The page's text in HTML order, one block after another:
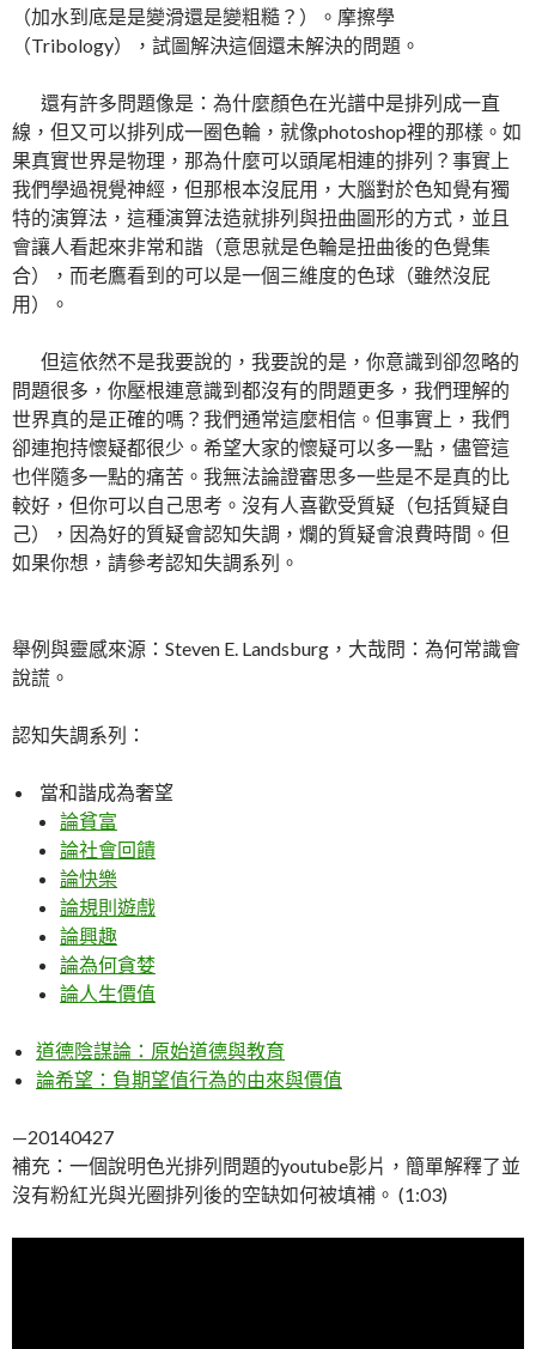
（加水到底是是變滑還是變粗糙？）。摩擦學
（Tribology），試圖解決這個還未解決的問題。
還有許多問題像是：為什麼顏色在光譜中是排列成一直
線，但又可以排列成一圈色輪，就像photoshop裡的那樣。如
果真實世界是物理，那為什麼可以頭尾相連的排列？事實上
我們學過視覺神經，但那根本沒屁用，大腦對於色知覺有獨
特的演算法，這種演算法造就排列與扭曲圖形的方式，並且
會讓人看起來非常和諧（意思就是色輪是扭曲後的色覺集
合），而老鷹看到的可以是一個三維度的色球（雖然沒屁
用）。
但這依然不是我要說的，我要說的是，你意識到卻忽略的
問題很多，你壓根連意識到都沒有的問題更多，我們理解的
世界真的是正確的嗎？我們通常這麼相信。但事實上，我們
卻連抱持懷疑都很少。希望大家的懷疑可以多一點，儘管這
也伴隨多一點的痛苦。我無法論證審思多一些是不是真的比
較好，但你可以自己思考。沒有人喜歡受質疑（包括質疑自
己），因為好的質疑會認知失調，爛的質疑會浪費時間。但
如果你想，請參考認知失調系列。
舉例與靈感來源：Steven E. Landsburg，大哉問：為何常識會
說謊。
認知失調系列：
當和諧成為奢望
論貧富
論社會回饋
論快樂
論規則遊戲
論興趣
論為何貪婪
論人生價值
道德陰謀論：原始道德與教育
論希望：負期望值行為的由來與價值
—20140427
補充：一個說明色光排列問題的youtube影片，簡單解釋了並
沒有粉紅光與光圈排列後的空缺如何被填補。 (1:03)